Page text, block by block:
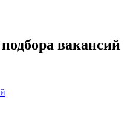
вакансий